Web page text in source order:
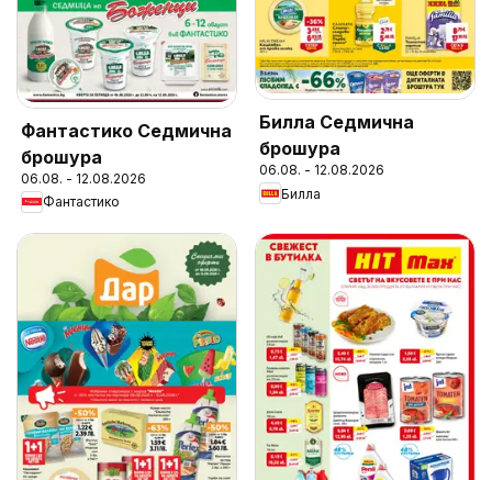
Фантастико Седмична
брошура
06.08. - 12.08.2026
Фантастико
Билла Седмична
брошура
06.08. - 12.08.2026
Билла